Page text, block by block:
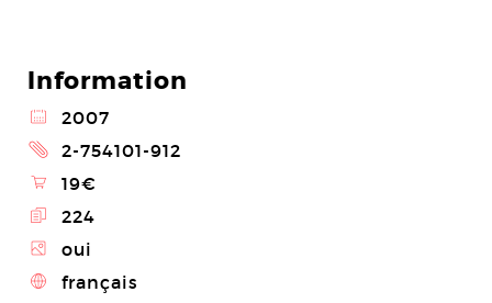
Information
@ 2007
2 2-754101-912
\ 19€
E 224
Z oui
4 français